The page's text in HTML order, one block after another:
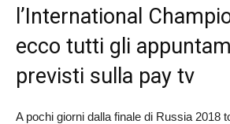
l’International
ecco tutti gli
previsti sulla pay tv
A pochi giorni dalla finale di Russia 2018